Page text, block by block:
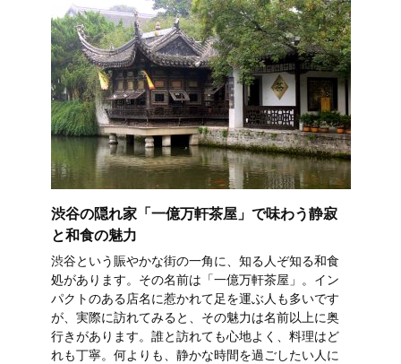
渋谷の隠れ家「一億万軒茶屋」で味わう静寂
と和食の魅力
渋谷という賑やかな街の一角に、知る人ぞ知る和食
処があります。その名前は「一億万軒茶屋」。イン
パクトのある店名に惹かれて足を運ぶ人も多いです
が、実際に訪れてみると、その魅力は名前以上に奥
行きがあります。誰と訪れても心地よく、料理はど
れも丁寧。何よりも、静かな時間を過ごしたい人に